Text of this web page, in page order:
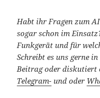
Habt ihr Fragen zum
sogar schon im
Funkgerät und für
Schreibt es uns gerne
Beitrag oder diskutiert
Telegram- und oder